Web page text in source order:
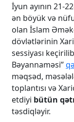
İyun ayının 21-
ən böyük və
olan İslam
dövlətlərinin
sessiyası
Bəyannaməsi”
məqsəd,
toplantısı və
etdiyi bütün
təsdiqləyir.